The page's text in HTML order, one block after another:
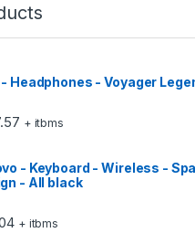
- Headphones - Voyager
+ itbms
- Keyboard - Wireless -
- All black
+ itbms